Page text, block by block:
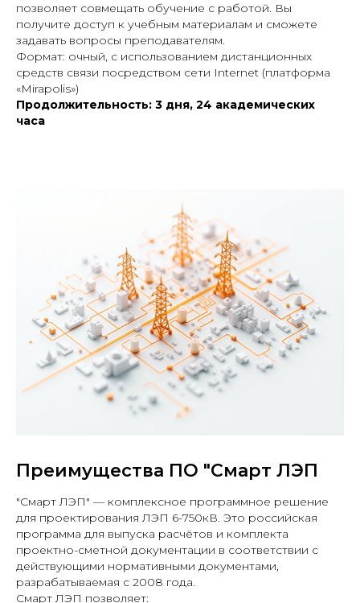
позволяет совмещать обучение с работой. Вы
получите доступ к учебным материалам и сможете
задавать вопросы преподавателям.
Формат: очный, с использованием дистанционных
средств связи посредством сети Internet (платформа
«Mirapolis»)
Продолжительность: 3 дня, 24 академических
часа
Преимущества ПО "Смарт ЛЭП
"Смарт ЛЭП" — комплексное программное решение
для проектирования ЛЭП 6-750кВ. Это российская
программа для выпуска расчётов и комплекта
проектно-сметной документации в соответствии с
действующими нормативными документами,
разрабатываемая с 2008 года.
Смарт ЛЭП позволяет: